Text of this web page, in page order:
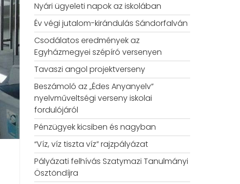
Nyári ügyeleti napok az iskolában
Év végi jutalom-kirándulás Sándorfalván
Csodálatos eredmények az
Egyházmegyei szépíró versenyen
Tavaszi angol projektverseny
Beszámoló az „Édes Anyanyelv”
nyelvműveltségi verseny iskolai
fordulójáról
Pénzügyek kicsiben és nagyban
“Víz, víz tiszta víz” rajzpályázat
Pályázati felhívás Szatymazi Tanulmányi
Ösztöndíjra